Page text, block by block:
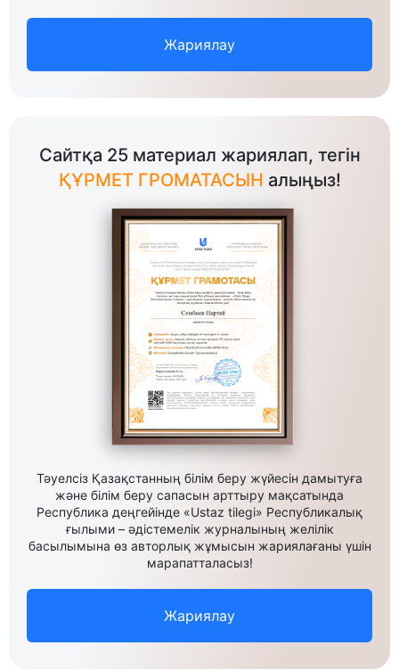
Жариялау
Сайтқа 25 материал жариялап, тегін
ҚҰРМЕТ ГРОМАТАСЫН алыңыз!
Тәуелсіз Қазақстанның білім беру жүйесін дамытуға
және білім беру сапасын арттыру мақсатында
Республика деңгейінде «Ustaz tilegi» Республикалық
ғылыми – әдістемелік журналының желілік
басылымына өз авторлық жұмысын жариялағаны үшін
марапатталасыз!
Жариялау